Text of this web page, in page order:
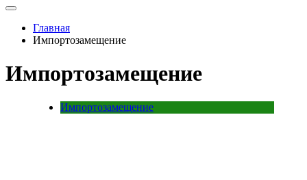
Главная
Импортозамещение
Импортозамещение
Импортозамещение